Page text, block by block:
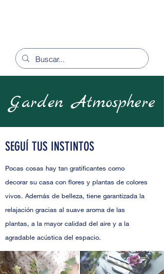
Garden Atmosphere
SEGUÍ TUS INSTINTOS
Pocas cosas hay tan gratificantes como
decorar su casa con flores y plantas de colores
vivos. Además de belleza, tiene garantizada la
relajación gracias al suave aroma de las
plantas, a la mayor calidad del aire y a la
agradable acústica del espacio.